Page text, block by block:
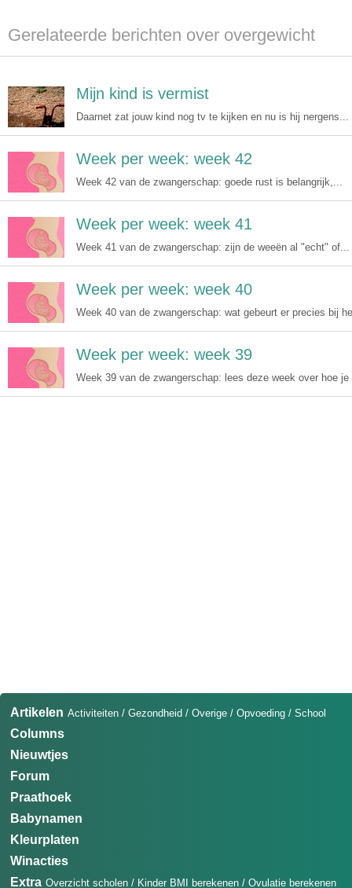
Gerelateerde berichten over overgewicht
Mijn kind is vermist
Daarnet zat jouw kind nog tv te kijken en nu is hij nergens...
Week per week: week 42
Week 42 van de zwangerschap: goede rust is belangrijk,...
Week per week: week 41
Week 41 van de zwangerschap: zijn de weeën al "echt" of...
Week per week: week 40
Week 40 van de zwangerschap: wat gebeurt er precies bij
Week per week: week 39
Week 39 van de zwangerschap: lees deze week over hoe je
Artikelen Activiteiten / Gezondheid / Overige / Opvoeding / School
Columns
Nieuwtjes
Forum
Praathoek
Babynamen
Kleurplaten
Winacties
Extra Overzicht scholen / Kinder BMI berekenen / Ovulatie berekenen